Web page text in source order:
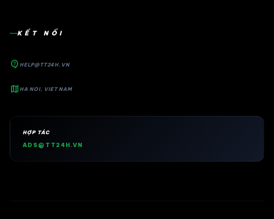
KẾT NỐI
contact_support HELP@TT24H.VN
map HA NOI, VIET NAM
HỢP TÁC
ADS@TT24H.VN